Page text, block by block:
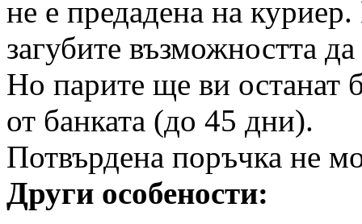
не е предадена на
загубите възможността
Но парите ще ви останат
от банката (до 45 дни).
Потвърдена поръчка не
Други особености: